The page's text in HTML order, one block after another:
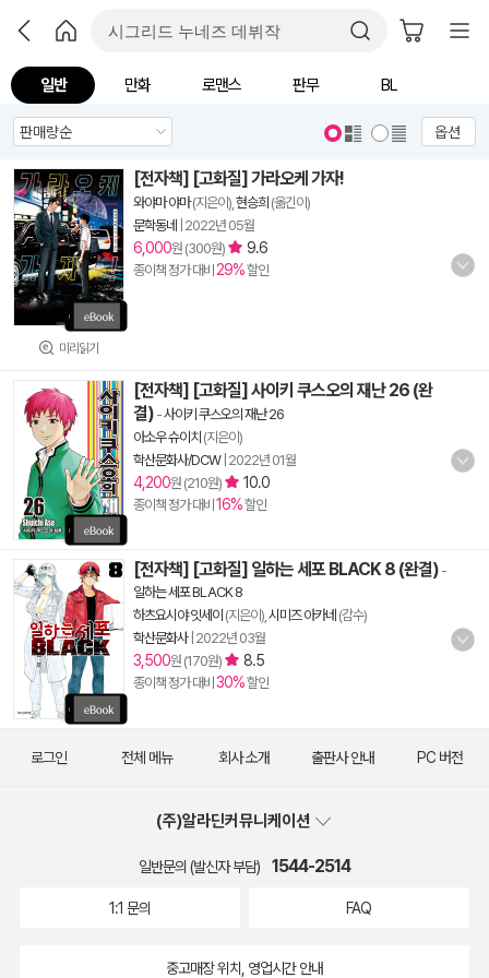
일반 만화 로맨스 판무 BL
옵션
미리읽기
[전자책] [고화질] 가라오케 가자!
와야마 야마(지은이), 현승희 (옮긴이)
문학동네
2022년 05월
6,000원 (300원) 9.6
종이책 정가 대비 29%할인
[전자책] [고화질] 사이키 쿠스오의 재난 26 (완
결) -사이키 쿠스오의 재난 26
아소우 슈이치 (지은이)
학산문화사/DCW| 2022년 01월
4,200원 (210원) 10.0
종이책 정가 대비 16%할인
[전자책] [고화질] 일하는 세포 BLACK 8 (완결) -
일하는 세포 BLACK 8
하츠요시야 잇세이 (지은이), 시미즈 아카네 (감수)
학산문화사| 2022년 03월
3,500원 (170원) 8.5
종이책 정가 대비 30%할인
로그인 전체 메뉴 회사 소개 출판사 안내 PC 버전
(주)알라딘커뮤니케이션
일반문의 (발신자 부담) 1544-2514
1:1 문의 FAQ
중고매장 위치, 영업시간 안내